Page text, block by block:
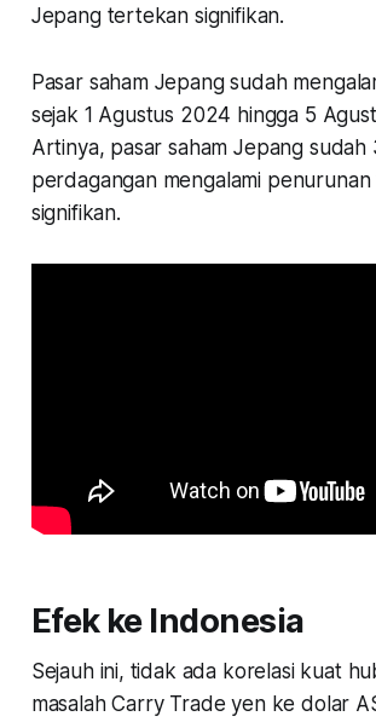
Jepang tertekan signifikan.
Pasar saham Jepang sudah
sejak 1 Agustus 2024 hingga 5
Artinya, pasar saham Jepang sudah
perdagangan mengalami penurunan
signifikan.
Efek ke Indonesia
Sejauh ini, tidak ada korelasi kuat
masalah Carry Trade yen ke dolar